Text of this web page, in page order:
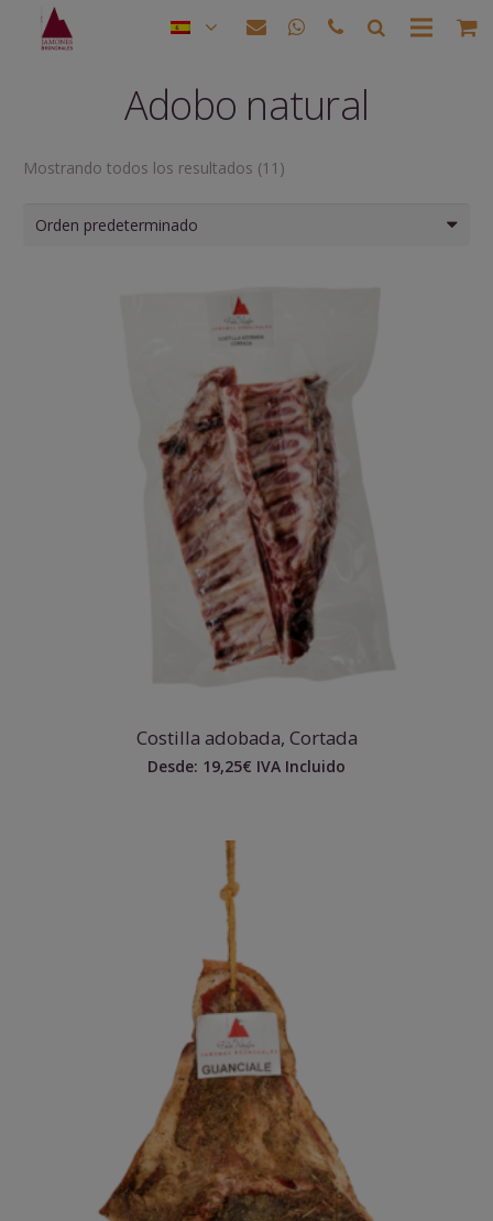
Adobo natural
Mostrando todos los resultados (11)
Costilla adobada, Cortada
Desde: 19,25€ IVA Incluido